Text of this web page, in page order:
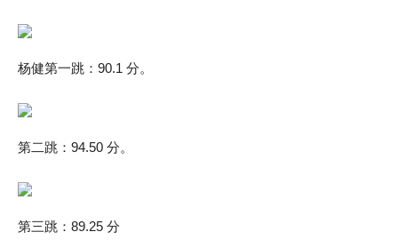
杨健第一跳：90.1 分。
第二跳：94.50 分。
第三跳：89.25 分